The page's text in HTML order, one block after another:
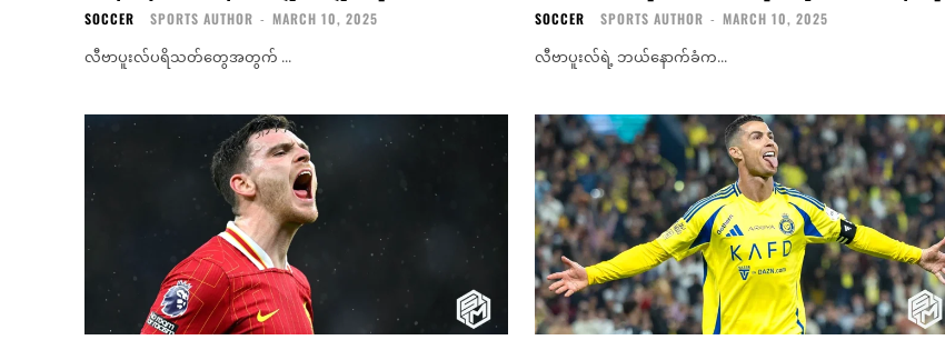
SOCCER SPORTS AUTHOR - MARCH 10, 2025
လီဗာပူးလ်ပရိသတ်တွေအတွက် ...
SOCCER SPORTS AUTHOR - MARCH 10, 2025
လီဗာပူးလ်ရဲ့ ဘယ်နောက်ခံက...